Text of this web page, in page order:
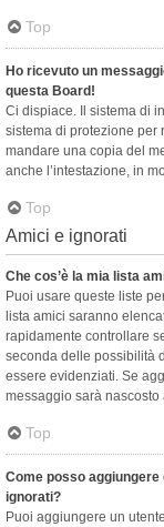
Top
Ho ricevuto un
questa Board!
Ci dispiace. Il sistema di
sistema di protezione per
mandare una copia del
anche l’intestazione, in
Top
Amici e ignorati
Che cos’è la mia lista
Puoi usare queste liste
lista amici saranno
rapidamente controllare
seconda delle possibilità
essere evidenziati. Se
messaggio sarà nascosto
Top
Come posso
ignorati?
Puoi aggiungere un